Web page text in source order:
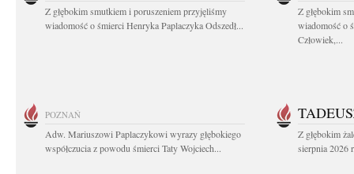
Z głębokim smutkiem i poruszeniem przyjęliśmy
wiadomość o śmierci Henryka Paplaczyka Odszedł...
Z głębokim
wiadomość o
Człowiek,...
POZNAŃ
Adw. Mariuszowi Paplaczykowi wyrazy głębokiego
współczucia z powodu śmierci Taty Wojciech...
Z głębokim
sierpnia 2026